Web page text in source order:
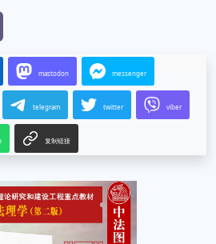
mastodon messenger
telegram twitter viber
复制链接